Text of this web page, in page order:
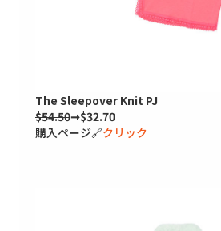
The Sleepover Knit PJ
$54.50➞$32.70
購入ページ🔗クリック